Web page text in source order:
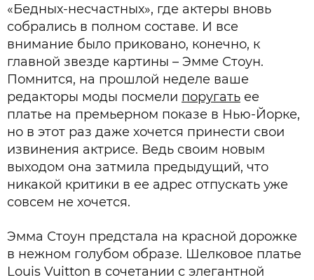
«Бедных-несчастных», где актеры вновь
собрались в полном составе. И все
внимание было приковано, конечно, к
главной звезде картины – Эмме Стоун.
Помнится, на прошлой неделе ваше
редакторы моды посмели поругать ее
платье на премьерном показе в Нью-Йорке,
но в этот раз даже хочется принести свои
извинения актрисе. Ведь своим новым
выходом она затмила предыдущий, что
никакой критики в ее адрес отпускать уже
совсем не хочется.
Эмма Стоун предстала на красной дорожке
в нежном голубом образе. Шелковое платье
Louis Vuitton в сочетании с элегантной